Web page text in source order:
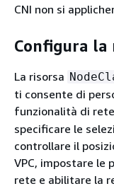
CNI non si
Configura la
La risorsa
ti consente di
funzionalità di
specificare le
controllare il
VPC, impostare le
rete e abilitare la